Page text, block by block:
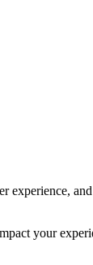
experience,
your